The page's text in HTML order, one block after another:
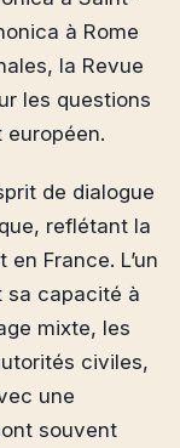
à Rome
la Revue
les questions
de dialogue
reflétant la
France. L’un
sa capacité à
mixte, les
civiles,
une
souvent